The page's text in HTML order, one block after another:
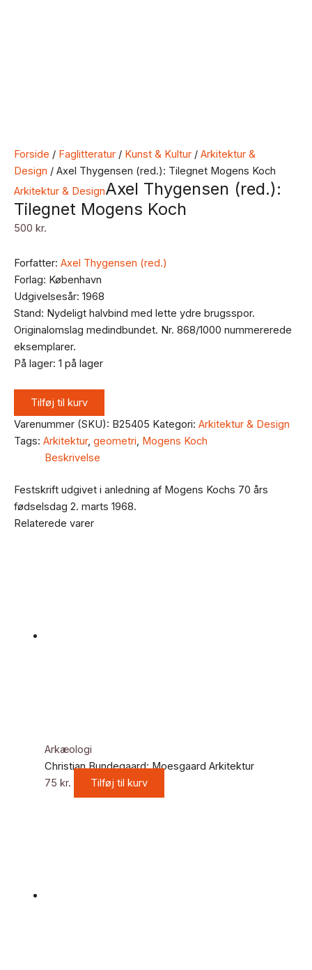
Forside / Faglitteratur / Kunst & Kultur / Arkitektur &
Design / Axel Thygensen (red.): Tilegnet Mogens Koch
Arkitektur & DesignAxel Thygensen (red.):
Tilegnet Mogens Koch
500 kr.
Forfatter: Axel Thygensen (red.)
Forlag: København
Udgivelsesår: 1968
Stand: Nydeligt halvbind med lette ydre brugsspor.
Originalomslag medindbundet. Nr. 868/1000 nummererede
eksemplarer.
På lager: 1 på lager
Tilføj til kurv
Varenummer (SKU): B25405 Kategori: Arkitektur & Design
Tags: Arkitektur, geometri, Mogens Koch
Beskrivelse
Festskrift udgivet i anledning af Mogens Kochs 70 års
fødselsdag 2. marts 1968.
Relaterede varer
Arkæologi
Christian Bundegaard: Moesgaard Arkitektur
75 kr. Tilføj til kurv